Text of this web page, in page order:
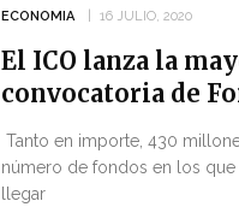
ECONOMIA 16 JULIO, 2020
El ICO lanza la
convocatoria de
Tanto en importe, 430
número de fondos en los que
llegar